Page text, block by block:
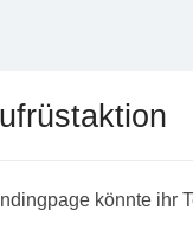
könnte ihr